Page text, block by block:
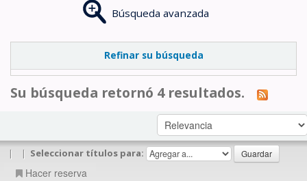
Búsqueda avanzada
Refinar su búsqueda
Su búsqueda retornó 4 resultados.
| | Seleccionar títulos para:
Hacer reserva